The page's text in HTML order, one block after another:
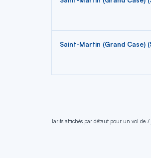
Saint-Martin (Grand Case)
Tarifs affichés par défaut pour un vol de